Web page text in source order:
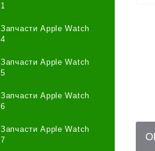
1
Запчасти Apple Watch
4
Запчасти Apple Watch
5
Запчасти Apple Watch
6
Запчасти Apple Watch
7